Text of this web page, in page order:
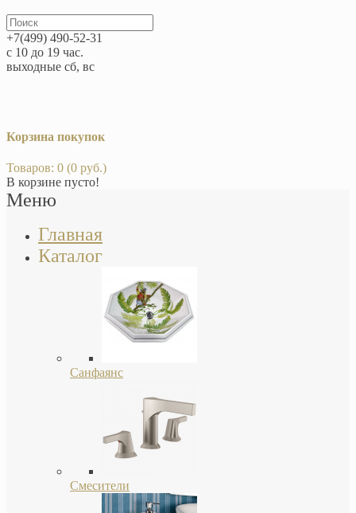
+7(499) 490-52-31
с 10 до 19 час.
выходные сб, вс
Корзина покупок
Товаров: 0 (0 руб.)
В корзине пусто!
Меню
Главная
Каталог
Санфаянс
Смесители